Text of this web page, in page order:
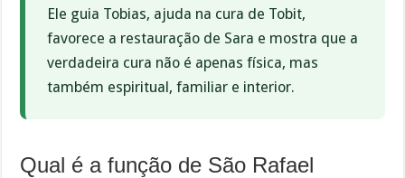
Ele guia Tobias, ajuda na cura de Tobit,
favorece a restauração de Sara e mostra que a
verdadeira cura não é apenas física, mas
também espiritual, familiar e interior.
Qual é a função de São Rafael